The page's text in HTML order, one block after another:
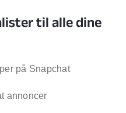
til alle dine
på Snapchat
annoncer